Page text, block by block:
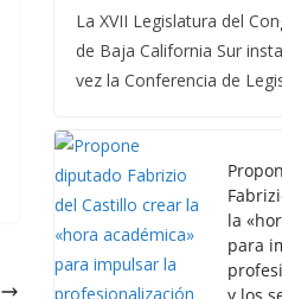
La XVII Legislatura del
de Baja California Sur
vez la Conferencia de
la
para
y los